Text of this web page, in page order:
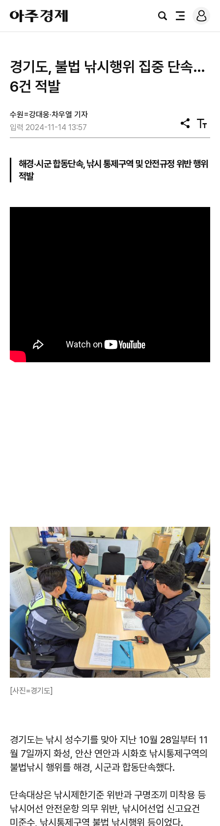
아
주
경
검
전
로
그
경기도, 불법 낚시행위 집중 단속…
6건 적발
수원=강대웅·차우열 기자
입력 2024-11-14 13:57
공
유
텍
스
기
해경·시군 합동단속, 낚시 통제구역 및 안전규정 위반 행위
적발
[사진=경기도]
경기도는 낚시 성수기를 맞아 지난 10월 28일부터 11
월 7일까지 화성, 안산 연안과 시화호 낚시통제구역의
불법낚시 행위를 해경, 시군과 합동단속했다.
단속대상은 낚시제한기준 위반과 구명조끼 미착용 등
낚시어선 안전운항 의무 위반, 낚시어선업 신고요건
미준수, 낚시통제구역 불법 낚시행위 등이었다.